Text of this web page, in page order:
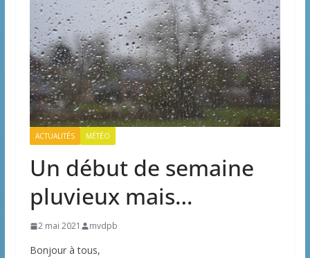
ACTUALITÉS MÉTÉO
Un début de semaine
pluvieux mais…
2 mai 2021 mvdpb
Bonjour à tous,